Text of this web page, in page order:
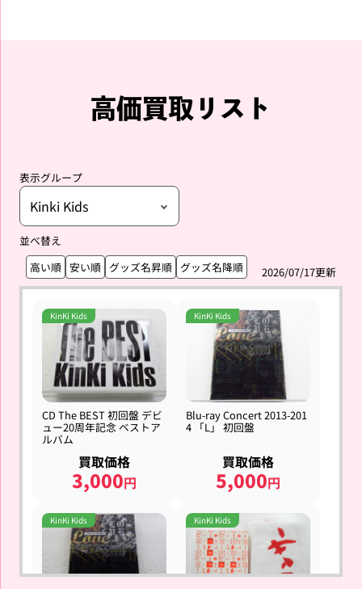
高価買取リスト
表示グループ
並べ替え
高い順 安い順 グッズ名昇順 グッズ名降順 2026/07/17更新
KinKi Kids
CD The BEST 初回盤 デビ
ュー20周年記念 ベストア
ルバム
買取価格
3,000円
KinKi Kids
Blu-ray Concert 2013-201
4 「L」 初回盤
買取価格
5,000円
KinKi Kids KinKi Kids